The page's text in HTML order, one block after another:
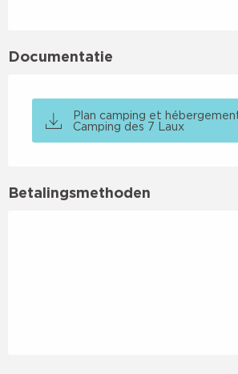
Documentatie
Plan camping et
Camping des 7 Laux
Betalingsmethoden